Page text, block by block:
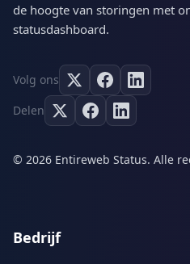
de hoogte van storingen met
statusdashboard.
Volg ons
Delen
© 2026 Entireweb Status. Alle
Bedrijf